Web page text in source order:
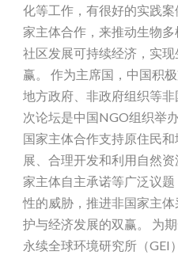
化等工作，有很好的实践
家主体合作，来推动生物
社区发展可持续经济，实
赢。 作为主席国，中国积
地方政府、非政府组织等
次论坛是中国NGO组织举
国家主体合作支持原住民
展、合理开发和利用自然
家主体自主承诺等广泛议
性的威胁，推进非国家主
护与经济发展的双赢。 为
永续全球环境研究所（GEI